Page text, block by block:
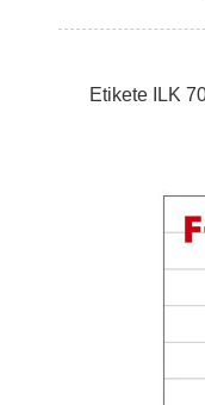
Etikete ILK